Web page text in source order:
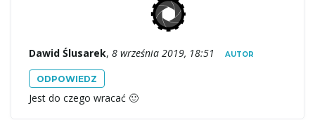
Dawid Ślusarek, 8 września 2019, 18:51 AUTOR
ODPOWIEDZ
Jest do czego wracać 🙂